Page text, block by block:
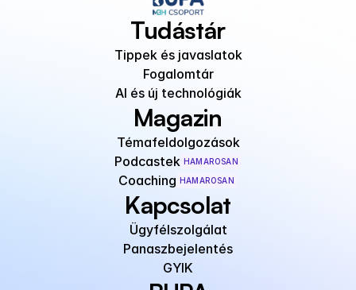
Tudástár
Tippek és javaslatok
Fogalomtár
AI és új technológiák
Magazin
Témafeldolgozások
Podcastek HAMAROSAN
Coaching HAMAROSAN
Kapcsolat
Ügyfélszolgálat
Panaszbejelentés
GYIK